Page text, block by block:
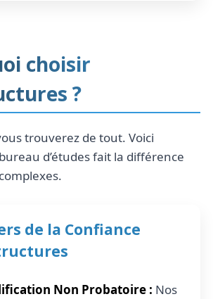
choisir
?
trouverez de tout. Voici
d’études fait la différence
de la Confiance
Non Probatoire : Nos